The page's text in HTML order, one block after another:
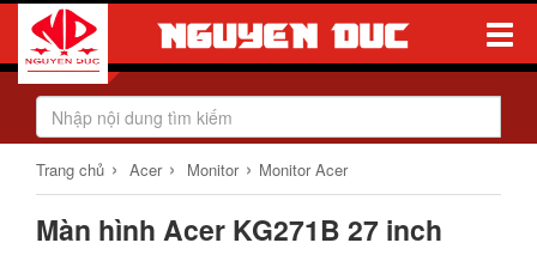
Toggle
Trang chủ › Acer › Monitor › Monitor Acer
Màn hình Acer KG271B 27 inch